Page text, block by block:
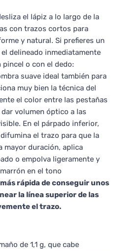
el lápiz a lo largo de la
con trazos cortos para
y natural. Si prefieres un
delineado inmediatamente
o con el dedo:
suave ideal también para
muy bien la técnica del
el color entre las pestañas
volumen óptico a las
En el párpado inferior,
el trazo para que la
mayor duración, aplica
o empolva ligeramente y
en el tono
rápida de conseguir unos
la línea superior de las
el trazo.
de 1,1 g, que cabe